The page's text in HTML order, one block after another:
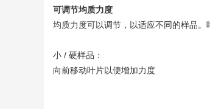
可调节均质力度
均质力度可以调节，以适应不同的样品
小 / 硬样品：
向前移动叶片以便增加力度